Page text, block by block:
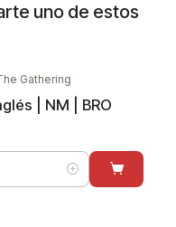
uno de estos
Gathering
| NM | BRO